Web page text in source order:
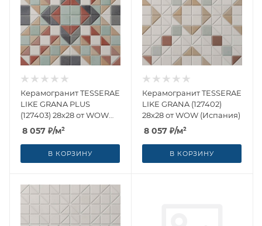
Керамогранит TESSERAE
LIKE GRANA PLUS
(127403) 28x28 от WOW
(Испания)
8 057 ₽/м²
В КОРЗИНУ
Керамогранит TESSERAE
LIKE GRANA (127402)
28x28 от WOW (Испания)
8 057 ₽/м²
В КОРЗИНУ